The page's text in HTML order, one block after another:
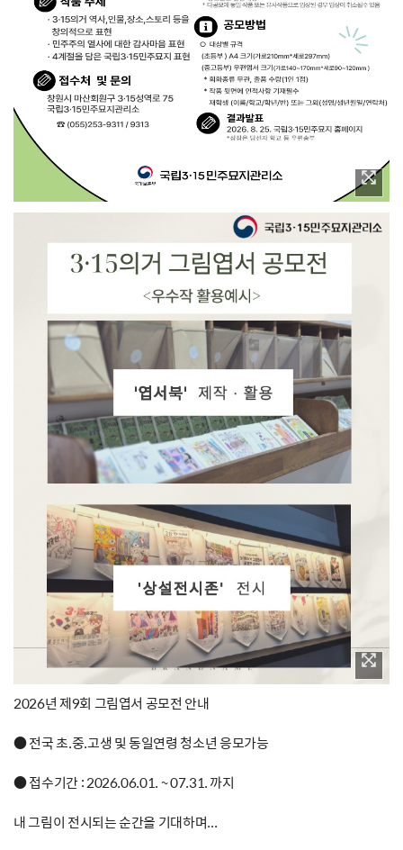
2026년 제9회 그림엽서 공모전 안내
● 전국 초.중.고생 및 동일연령 청소년 응모가능
● 접수기간 : 2026.06.01. ~ 07.31. 까지
내 그림이 전시되는 순간을 기대하며...